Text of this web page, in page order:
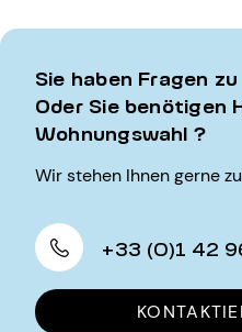
Sie haben Fragen
Oder Sie benötigen
Wohnungswahl ?
Wir stehen Ihnen gerne
+33 (0)1 42